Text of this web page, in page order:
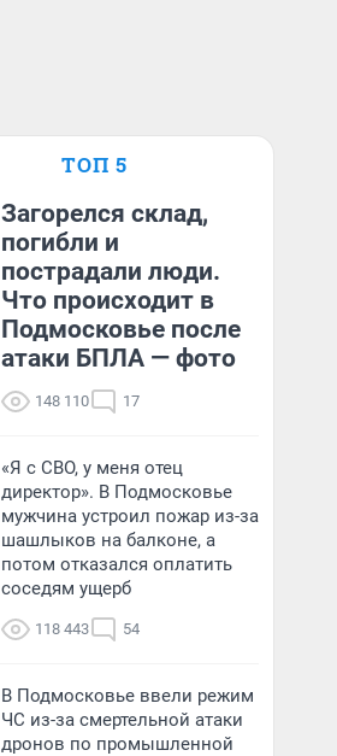
ТОП 5
Загорелся склад,
погибли и
пострадали люди.
Что происходит в
Подмосковье после
атаки БПЛА — фото
148 110 17
«Я с СВО, у меня отец
директор». В Подмосковье
мужчина устроил пожар из-за
шашлыков на балконе, а
потом отказался оплатить
соседям ущерб
118 443 54
В Подмосковье ввели режим
ЧС из-за смертельной атаки
дронов по промышленной